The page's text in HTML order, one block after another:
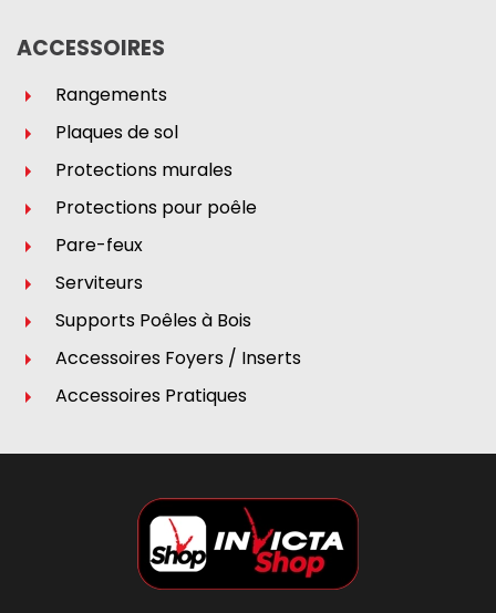
ACCESSOIRES
Rangements
Plaques de sol
Protections murales
Protections pour poêle
Pare-feux
Serviteurs
Supports Poêles à Bois
Accessoires Foyers / Inserts
Accessoires Pratiques